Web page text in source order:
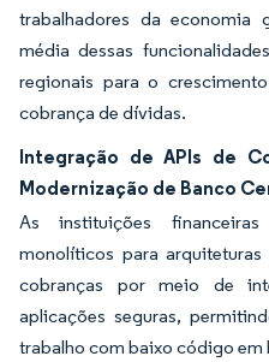
trabalhadores da economia
média dessas
regionais para o
cobrança de dívidas.
Integração de APIs de
Modernização de Banco
As instituições
monolíticos para
cobranças por meio de
aplicações seguras,
trabalho com baixo código em